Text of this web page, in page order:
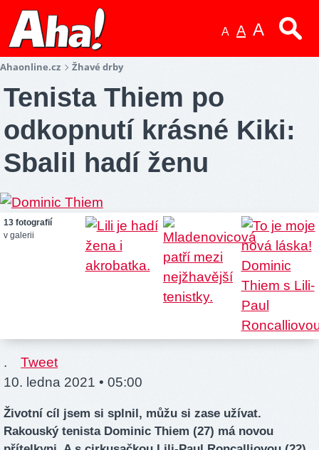
A A A
Ahaonline.cz Žhavé drby
Tenista Thiem po
odkopnutí krásné Kiki:
Sbalil hadí ženu
13 fotografií
v galerii
.
Tweet
10. ledna 2021 • 05:00
Životní cíl jsem si splnil, můžu si zase užívat.
Rakouský tenista Dominic Thiem (27) má novou